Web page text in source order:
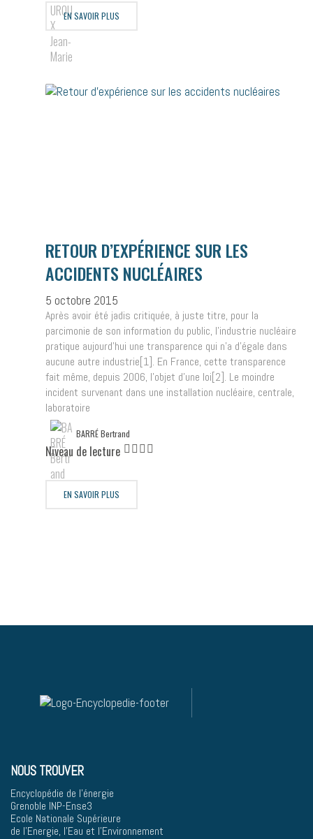
EN SAVOIR PLUS
RETOUR D’EXPÉRIENCE SUR LES
ACCIDENTS NUCLÉAIRES
5 octobre 2015
Après avoir été jadis critiquée, à juste titre, pour la
parcimonie de son information du public, l’industrie nucléaire
pratique aujourd’hui une transparence qui n’a d’égale dans
aucune autre industrie[1]. En France, cette transparence
fait même, depuis 2006, l’objet d’une loi[2]. Le moindre
incident survenant dans une installation nucléaire, centrale,
laboratoire
BARRÉ Bertrand
Niveau de lecture
EN SAVOIR PLUS
NOUS TROUVER
Encyclopédie de l'énergie
Grenoble INP-Ense3
Ecole Nationale Supérieure
de l'Energie, l'Eau et l'Environnement